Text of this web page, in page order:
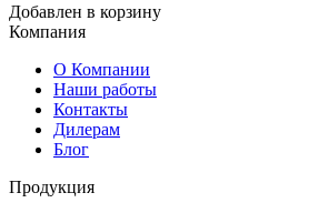
Добавлен в корзину
Компания
О Компании
Наши работы
Контакты
Дилерам
Блог
Продукция